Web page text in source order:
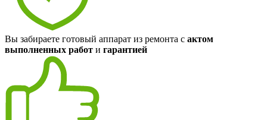
Вы забираете готовый аппарат из ремонта с актом
выполненных работ и гарантией